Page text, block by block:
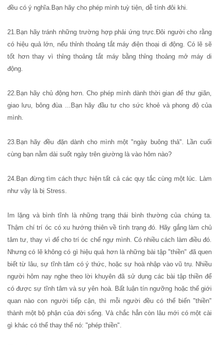
đều có ý nghĩa.Bạn hãy cho phép mình tuỳ tiện, dễ tính đôi khi.
21.Bạn hãy tránh những trường hợp phải ứng trực.Đôi người cho rằng
có hiệu quả lớn, nếu thỉnh thoảng tắt máy điện thoại di động. Có lẽ sẽ
tốt hơn thay vì thỉng thoảng tắt máy bằng thỉng thoảng mở máy di
động.
22.Bạn hãy chủ động hơn. Cho phép mình dành thời gian để thư giãn,
giao lưu, bông đùa ...Bạn hãy đầu tư cho sức khoẻ và phong độ của
mình.
23.Bạn hãy đều đặn dành cho mình một "ngày buông thả". Lần cuối
cùng bạn nằm dài suốt ngày trên giường là vào hôm nào?
24.Bạn đừng tìm cách thực hiện tất cả các quy tắc cùng một lúc. Làm
như vậy là bị Stress.
Im lặng và bình tĩnh là những trạng thái bình thường của chúng ta.
Thậm chí trí óc có xu hướng thiên về tình trạng đó. Hãy gắng làm chủ
tâm tư, thay vì để cho trí óc chế ngự mình. Có nhiều cách làm điều đó.
Nhưng có lẽ không có gì hiệu quả hơn là những bài tập "thiền" đã quen
biết từ lâu, sự tĩnh tâm có ý thức, hoặc sự hoà nhập vào vũ trụ. Nhiều
người hôm nay nghe theo lời khuyên đã sử dụng các bài tập thiền để
có được sự tĩnh tâm và sự yên hoà. Bất luận tín ngưỡng hoặc thế giới
quan nào con người tiếp cận, thì mỗi người đều có thể biến "thiền"
thành một bộ phận của đời sống. Và chắc hẳn còn lâu mới có một cài
gì khác có thể thay thế nó: "phép thiền".